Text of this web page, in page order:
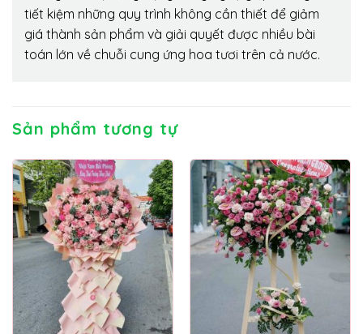
tiết kiệm những quy trình không cần thiết để giảm
giá thành sản phẩm và giải quyết được nhiều bài
toán lớn về chuỗi cung ứng hoa tươi trên cả nước.
Sản phẩm tương tự